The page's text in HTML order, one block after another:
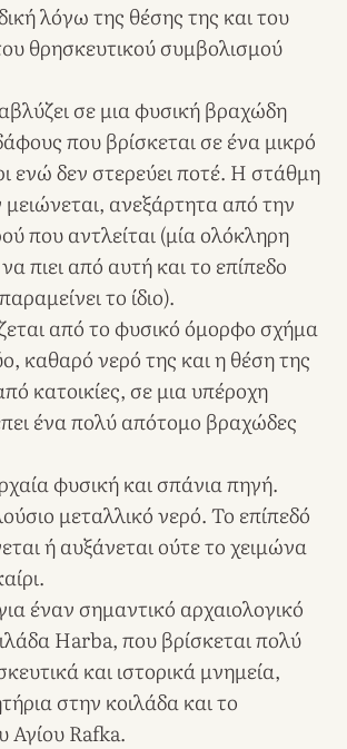
λόγω της θέσης της και του
θρησκευτικού συμβολισμού
σε μια φυσική βραχώδη
που βρίσκεται σε ένα μικρό
ενώ δεν στερεύει ποτέ. Η στάθμη
ανεξάρτητα από την
που αντλείται (μία ολόκληρη
πιει από αυτή και το επίπεδο
το ίδιο).
από το φυσικό όμορφο σχήμα
καθαρό νερό της και η θέση της
κατοικίες, σε μια υπέροχη
ένα πολύ απότομο βραχώδες
φυσική και σπάνια πηγή.
μεταλλικό νερό. Το επίπεδό
ή αυξάνεται ούτε το χειμώνα
έναν σημαντικό αρχαιολογικό
Harba, που βρίσκεται πολύ
και ιστορικά μνημεία,
στην κοιλάδα και το
Αγίου Rafka.